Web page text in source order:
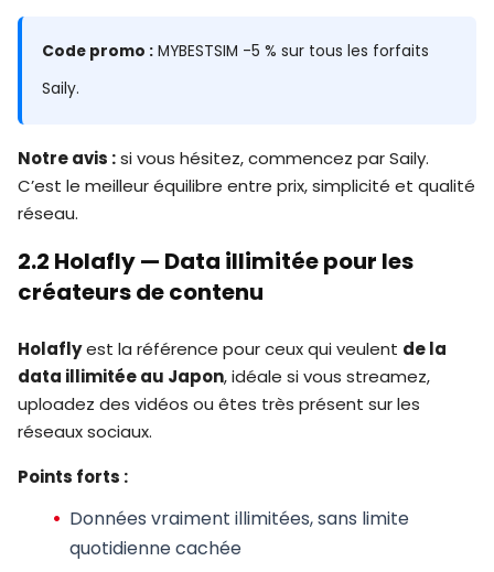
Code promo : MYBESTSIM -5 % sur tous les forfaits
Saily.
Notre avis :si vous hésitez, commencez par Saily.
C’est le meilleur équilibre entre prix, simplicité et qualité
réseau.
2.2 Holafly — Data illimitée pour les
créateurs de contenu
Holaflyest la référence pour ceux qui veulent de la
data illimitée au Japon, idéale si vous streamez,
uploadez des vidéos ou êtes très présent sur les
réseaux sociaux.
Points forts :
Données vraiment illimitées, sans limite
quotidienne cachée